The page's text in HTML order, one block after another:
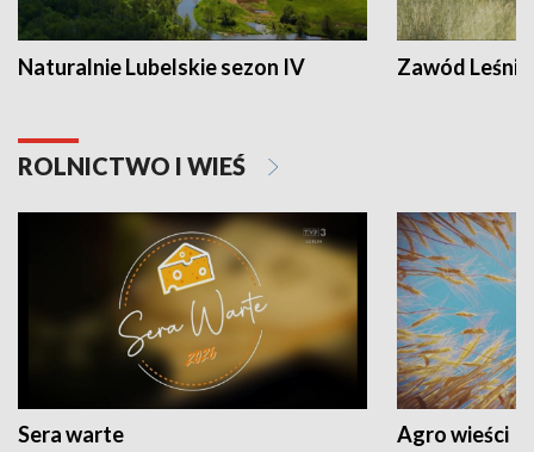
Naturalnie Lubelskie sezon IV Zawód Leśnik
ROLNICTWO I WIEŚ
Sera warte Agro wieści